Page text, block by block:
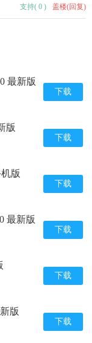
支持( 0 ) 盖楼(回复)
最新版
下载
版
下载
版
下载
最新版
下载
下载
版
下载